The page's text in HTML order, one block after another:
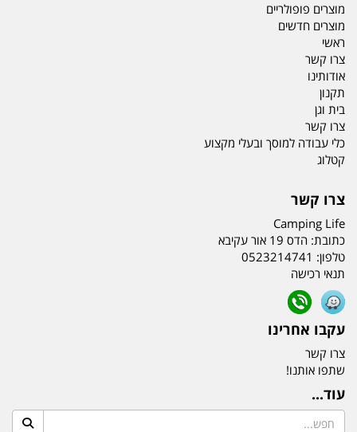
מוצרים פופולריים
מוצרים חדשים
ראשי
צרו קשר
אודותינו
תקנון
בית וגן
צרו קשר
כלי עבודה למוסך ובעלי מקצוע
קטלוג
צרו קשר
Camping Life
כתובת: הדס 19 אור עקיבא
טלפון: 0523214741
תנאי רכישה
עקבו אחרינו
צרו קשר
שתפו אותנו!
עוד...